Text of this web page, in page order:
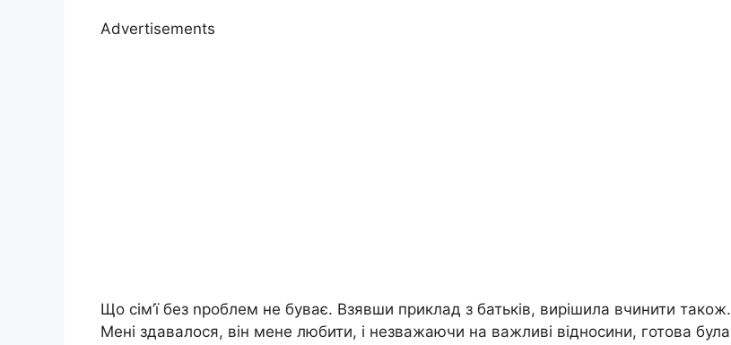
Advertisements
Що сім’ї без nроблем не буває. Взявши приклад з батьків, вирішила вчинити також.
Мені здавалося, він мене любити, і незважаючи на важливі відносини, готова була